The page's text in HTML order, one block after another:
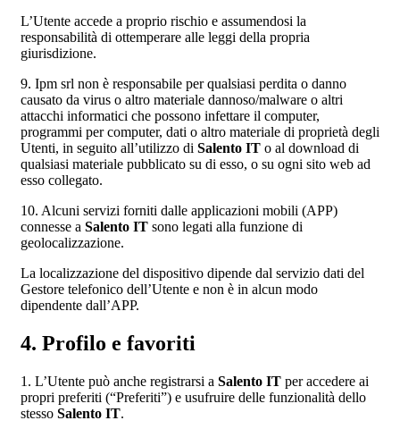
L’Utente accede a proprio rischio e assumendosi la
responsabilità di ottemperare alle leggi della propria
giurisdizione.
9. Ipm srl non è responsabile per qualsiasi perdita o danno
causato da virus o altro materiale dannoso/malware o altri
attacchi informatici che possono infettare il computer,
programmi per computer, dati o altro materiale di proprietà degli
Utenti, in seguito all’utilizzo di Salento IT o al download di
qualsiasi materiale pubblicato su di esso, o su ogni sito web ad
esso collegato.
10. Alcuni servizi forniti dalle applicazioni mobili (APP)
connesse a Salento IT sono legati alla funzione di
geolocalizzazione.
La localizzazione del dispositivo dipende dal servizio dati del
Gestore telefonico dell’Utente e non è in alcun modo
dipendente dall’APP.
4. Profilo e favoriti
1. L’Utente può anche registrarsi a Salento IT per accedere ai
propri preferiti (“Preferiti”) e usufruire delle funzionalità dello
stesso Salento IT.